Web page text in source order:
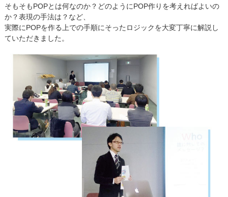
そもそもPOPとは何なのか？どのようにPOP作りを考えればよいの
か？表現の手法は？など、
実際にPOPを作る上での手順にそったロジックを大変丁寧に解説し
ていただきました。